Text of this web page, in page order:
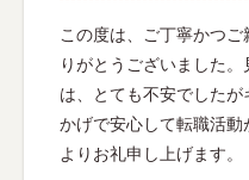
この度は、ご丁寧かつ
りがとうございました
は、とても不安でした
かげで安心して転職活
よりお礼申し上げます。